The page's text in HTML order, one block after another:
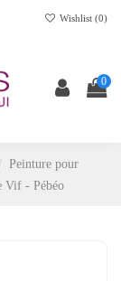
Wishlist (0)
0
Peinture pour
Vif - Pébéo